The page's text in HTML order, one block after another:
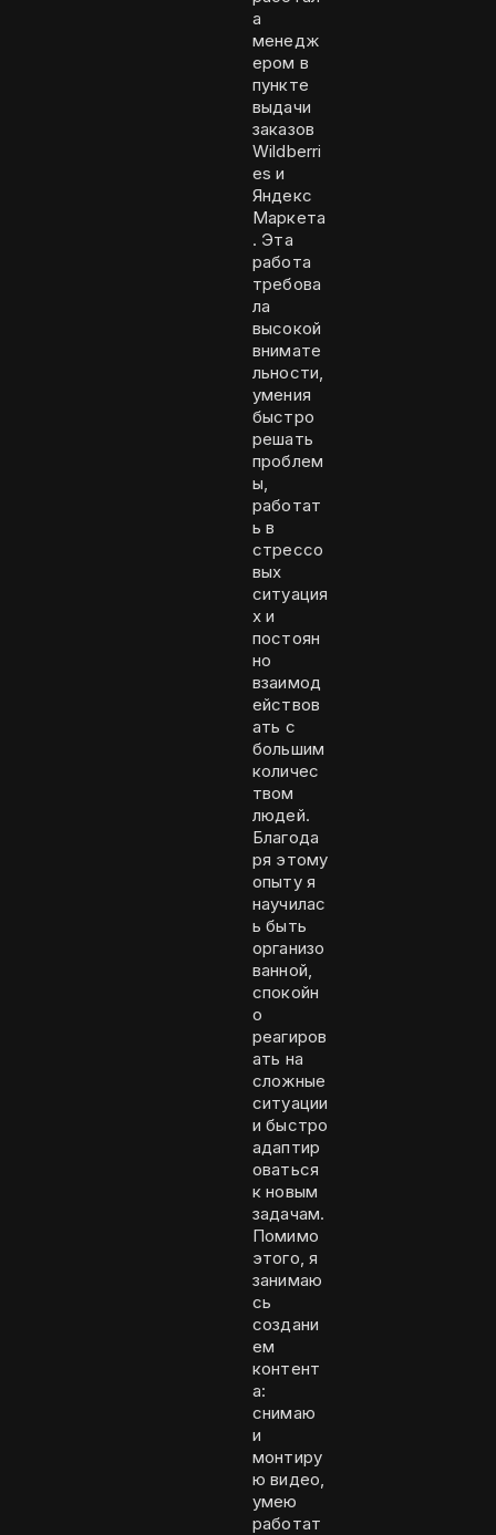
а
менедж
ером в
пункте
выдачи
заказов
Wildberri
es и
Яндекс
Маркета
. Эта
работа
требова
ла
высокой
внимате
льности,
умения
быстро
решать
проблем
ы,
работат
ь в
стрессо
вых
ситуация
х и
постоян
но
взаимод
ействов
ать с
большим
количес
твом
людей.
Благода
ря этому
опыту я
научилас
ь быть
организо
ванной,
спокойн
о
реагиров
ать на
сложные
ситуации
и быстро
адаптир
оваться
к новым
задачам.
Помимо
этого, я
занимаю
сь
создани
ем
контент
а:
снимаю
и
монтиру
ю видео,
умею
работат